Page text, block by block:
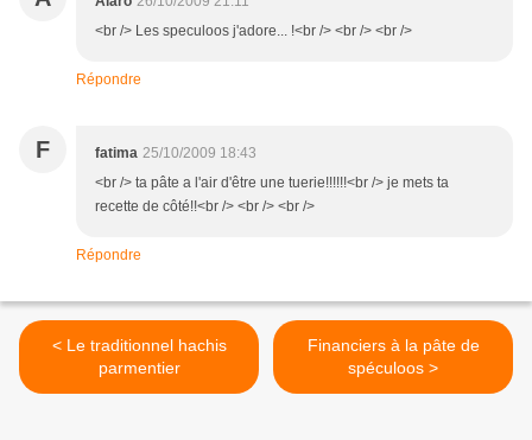
<br /> Les speculoos j'adore... !<br /> <br /> <br />
Répondre
F fatima 25/10/2009 18:43
<br /> ta pâte a l'air d'être une tuerie!!!!!!<br /> je mets ta
recette de côté!!<br /> <br /> <br />
Répondre
< Le traditionnel hachis
parmentier
Financiers à la pâte de
spéculoos >